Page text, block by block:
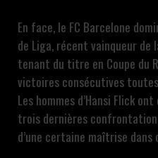
En face, le FC Barcelone
de Liga, récent vainqueur de
tenant du titre en Coupe du
victoires consécutives
Les hommes d’Hansi Flick
trois dernières
d’une certaine maîtrise